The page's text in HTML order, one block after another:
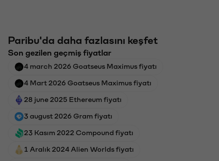
Paribu'da daha fazlasını keşfet
Son gezilen geçmiş fiyatlar
4 march 2026 Goatseus Maximus fiyatı
4 Mart 2026 Goatseus Maximus fiyatı
28 june 2025 Ethereum fiyatı
3 august 2026 Gram fiyatı
23 Kasım 2022 Compound fiyatı
1 Aralık 2024 Alien Worlds fiyatı